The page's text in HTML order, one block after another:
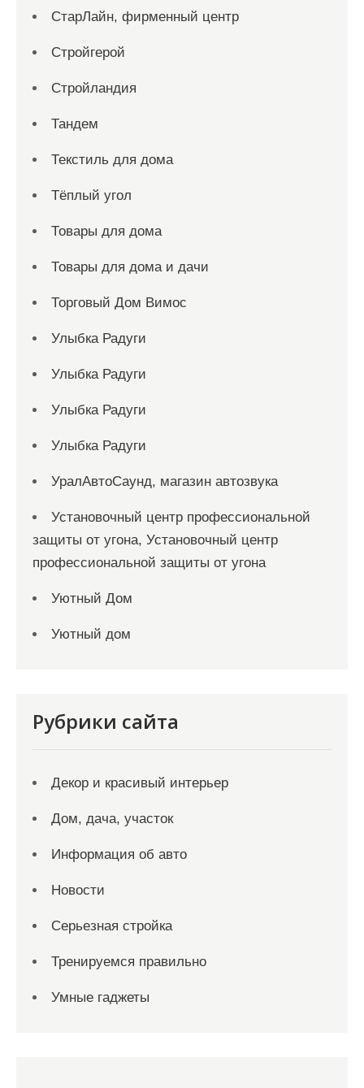
СтарЛайн, фирменный центр
Стройгерой
Стройландия
Тандем
Текстиль для дома
Тёплый угол
Товары для дома
Товары для дома и дачи
Торговый Дом Вимос
Улыбка Радуги
Улыбка Радуги
Улыбка Радуги
Улыбка Радуги
УралАвтоСаунд, магазин автозвука
Установочный центр профессиональной
защиты от угона, Установочный центр
профессиональной защиты от угона
Уютный Дом
Уютный дом
Рубрики сайта
Декор и красивый интерьер
Дом, дача, участок
Информация об авто
Новости
Серьезная стройка
Тренируемся правильно
Умные гаджеты